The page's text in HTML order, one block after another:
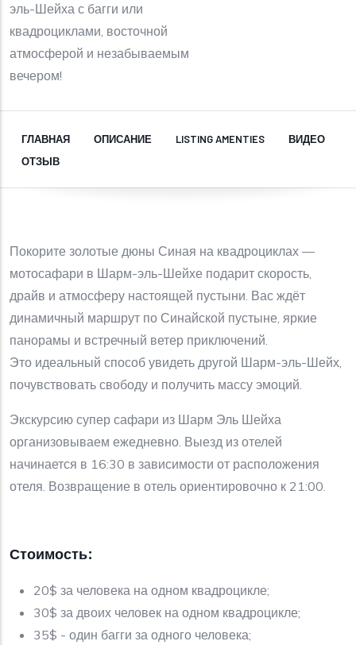
эль-Шейха с багги или
квадроциклами, восточной
атмосферой и незабываемым
вечером!
ГЛАВНАЯ ОПИСАНИЕ LISTING AMENTIES
ВИДЕО
ОТЗЫВ
Покорите золотые дюны Синая на квадроциклах —
мотосафари в Шарм-эль-Шейхе подарит скорость,
драйв и атмосферу настоящей пустыни. Вас ждёт
динамичный маршрут по Синайской пустыне, яркие
панорамы и встречный ветер приключений.
Это идеальный способ увидеть другой Шарм-эль-Шейх,
почувствовать свободу и получить массу эмоций.
Экскурсию супер сафари из Шарм Эль Шейха
организовываем ежедневно. Выезд из отелей
начинается в 16:30 в зависимости от расположения
отеля. Возвращение в отель ориентировочно к 21:00.
Стоимость:
20$ за человека на одном квадроцикле;
30$ за двоих человек на одном квадроцикле;
35$ - один багги за одного человека;